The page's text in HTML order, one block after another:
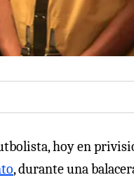
hoy en
, durante una